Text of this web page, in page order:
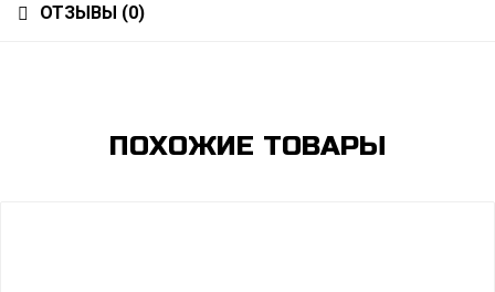
ОТЗЫВЫ (0)
ПОХОЖИЕ ТОВАРЫ